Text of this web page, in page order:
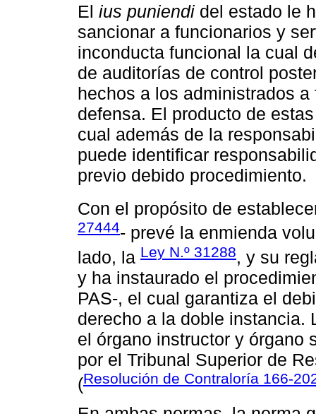
El ius puniendi del estado le
sancionar a funcionarios y
inconducta funcional la cual
de auditorías de control
hechos a los administrados
defensa. El producto de
cual además de la
puede identificar
previo debido procedimiento.
Con el propósito de
27444- prevé la enmienda
lado, la Ley N.º 31288, y su
y ha instaurado el
PAS-, el cual garantiza el
derecho a la doble instancia.
el órgano instructor y órgano
por el Tribunal Superior de
(Resolución de Contraloría 166-